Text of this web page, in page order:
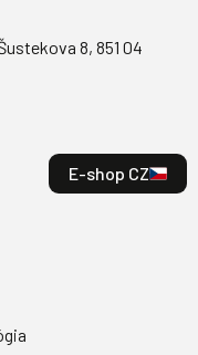
8, 851 04
E-shop CZ